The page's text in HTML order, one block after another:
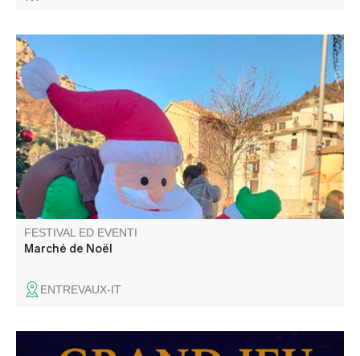
Venez profiter d'un moment convivial et festif au marché
de Noël d'Entrevaux. Nombreux stands
FESTIVAL ED EVENTI
Marché de Noël
ENTREVAUX-IT